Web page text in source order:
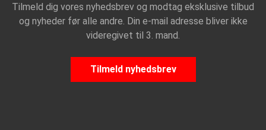
Tilmeld dig vores nyhedsbrev og modtag eksklusive tilbud
og nyheder før alle andre. Din e-mail adresse bliver ikke
videregivet til 3. mand.
Tilmeld nyhedsbrev